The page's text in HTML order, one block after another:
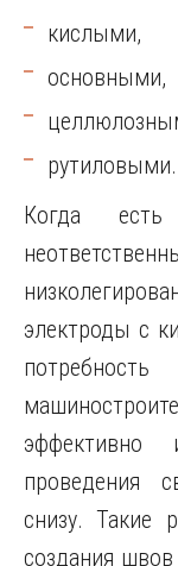
кислыми,
основными,
рутиловыми.
Когда
электроды с
проведения
снизу. Такие
создания швов